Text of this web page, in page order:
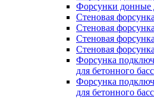
Форсунки донные
Стеновая
Стеновая
Стеновая
Стеновая
Форсунка
для бетонного
Форсунка
для бетонного